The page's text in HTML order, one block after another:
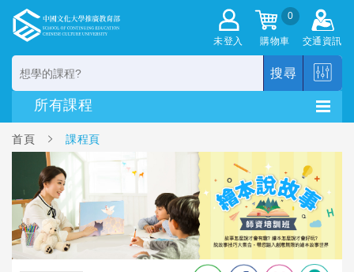
未登入
0
購物車 交通資訊
搜尋
首頁 課程頁